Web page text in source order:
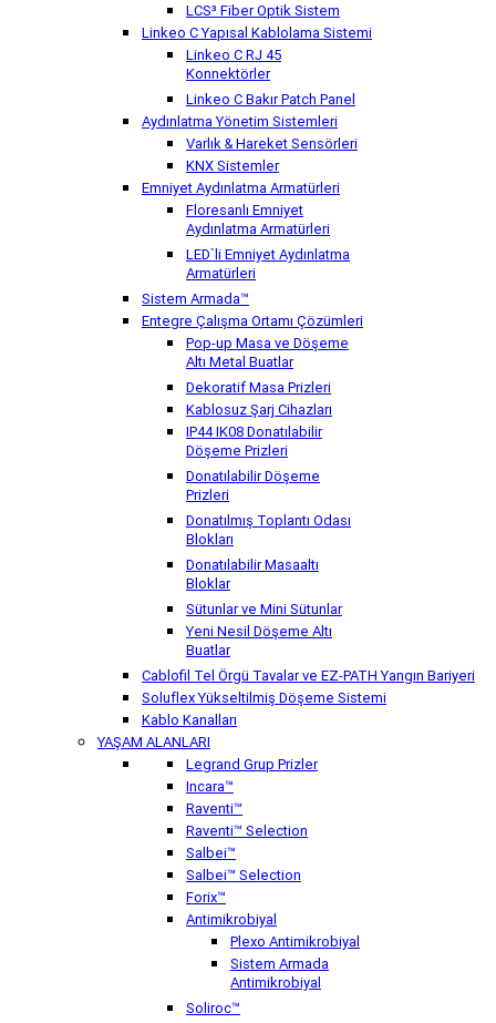
LCS³ Fiber Optik Sistem
Linkeo C Yapısal Kablolama Sistemi
Linkeo C RJ 45
Konnektörler
Linkeo C Bakır Patch Panel
Aydınlatma Yönetim Sistemleri
Varlık & Hareket Sensörleri
KNX Sistemler
Emniyet Aydınlatma Armatürleri
Floresanlı Emniyet
Aydınlatma Armatürleri
LED`li Emniyet Aydınlatma
Armatürleri
Sistem Armada™
Entegre Çalışma Ortamı Çözümleri
Pop-up Masa ve Döşeme
Altı Metal Buatlar
Dekoratif Masa Prizleri
Kablosuz Şarj Cihazları
IP44 IK08 Donatılabilir
Döşeme Prizleri
Donatılabilir Döşeme
Prizleri
Donatılmış Toplantı Odası
Blokları
Donatılabilir Masaaltı
Bloklar
Sütunlar ve Mini Sütunlar
Yeni Nesil Döşeme Altı
Buatlar
Cablofil Tel Örgü Tavalar ve EZ-PATH Yangın Bariyeri
Soluflex Yükseltilmiş Döşeme Sistemi
Kablo Kanalları
YAŞAM ALANLARI
Legrand Grup Prizler
Incara™
Raventi™
Raventi™ Selection
Salbei™
Salbei™ Selection
Forix™
Antimikrobiyal
Plexo Antimikrobiyal
Sistem Armada
Antimikrobiyal
Soliroc™